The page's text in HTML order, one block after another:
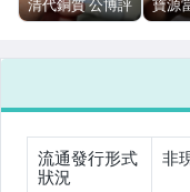
手錶與飾品配件
清代銅質 公博評
級美85分 (2)
寶源
代銅
流通發行形式
狀況
非